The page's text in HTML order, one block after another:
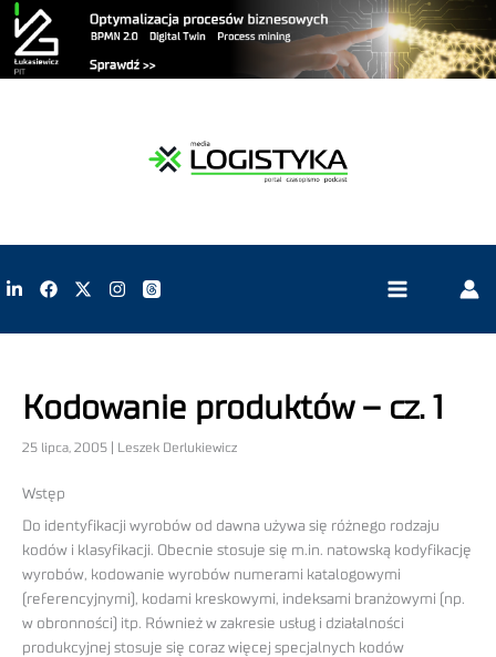
Kodowanie produktów – cz. 1
25 lipca, 2005 | Leszek Derlukiewicz
Wstęp
Do identyfikacji wyrobów od dawna używa się różnego rodzaju
kodów i klasyfikacji. Obecnie stosuje się m.in. natowską kodyfikację
wyrobów, kodowanie wyrobów numerami katalogowymi
(referencyjnymi), kodami kreskowymi, indeksami branżowymi (np.
w obronności) itp. Również w zakresie usług i działalności
produkcyjnej stosuje się coraz więcej specjalnych kodów